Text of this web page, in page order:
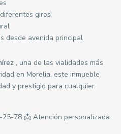
giros
desde avenida principal
, una de las vialidades más
en Morelia, este inmueble
y prestigio para cualquier
25-78 📩 Atención personalizada